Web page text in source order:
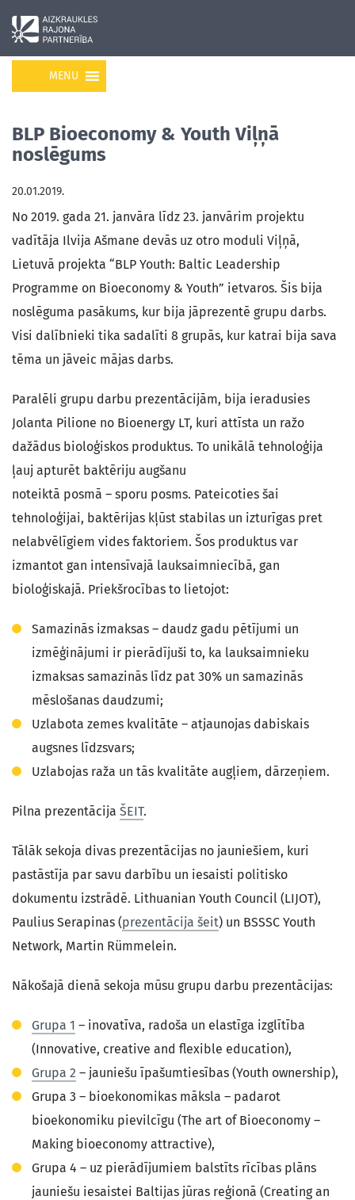
MENU
BLP Bioeconomy & Youth Viļņā
noslēgums
20.01.2019.
No 2019. gada 21. janvāra līdz 23. janvārim projektu
vadītāja Ilvija Ašmane devās uz otro moduli Viļņā,
Lietuvā projekta “BLP Youth: Baltic Leadership
Programme on Bioeconomy & Youth” ietvaros. Šis bija
noslēguma pasākums, kur bija jāprezentē grupu darbs.
Visi dalībnieki tika sadalīti 8 grupās, kur katrai bija sava
tēma un jāveic mājas darbs.
Paralēli grupu darbu prezentācijām, bija ieradusies
Jolanta Pilione no Bioenergy LT, kuri attīsta un ražo
dažādus bioloģiskos produktus. To unikālā tehnoloģija
ļauj apturēt baktēriju augšanu
noteiktā posmā – sporu posms. Pateicoties šai
tehnoloģijai, baktērijas kļūst stabilas un izturīgas pret
nelabvēlīgiem vides faktoriem. Šos produktus var
izmantot gan intensīvajā lauksaimniecībā, gan
bioloģiskajā. Priekšrocības to lietojot:
Samazinās izmaksas – daudz gadu pētījumi un
izmēģinājumi ir pierādījuši to, ka lauksaimnieku
izmaksas samazinās līdz pat 30% un samazinās
mēslošanas daudzumi;
Uzlabota zemes kvalitāte – atjaunojas dabiskais
augsnes līdzsvars;
Uzlabojas raža un tās kvalitāte augļiem, dārzeņiem.
Pilna prezentācija ŠEIT.
Tālāk sekoja divas prezentācijas no jauniešiem, kuri
pastāstīja par savu darbību un iesaisti politisko
dokumentu izstrādē. Lithuanian Youth Council (LIJOT),
Paulius Serapinas (prezentācija šeit) un BSSSC Youth
Network, Martin Rümmelein.
Nākošajā dienā sekoja mūsu grupu darbu prezentācijas:
Grupa 1 – inovatīva, radoša un elastīga izglītība
(Innovative, creative and flexible education),
Grupa 2 – jauniešu īpašumtiesības (Youth ownership),
Grupa 3 – bioekonomikas māksla – padarot
bioekonomiku pievilcīgu (The art of Bioeconomy –
Making bioeconomy attractive),
Grupa 4 – uz pierādījumiem balstīts rīcības plāns
jauniešu iesaistei Baltijas jūras reģionā (Creating an